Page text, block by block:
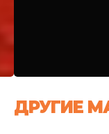
ДРУГИЕ